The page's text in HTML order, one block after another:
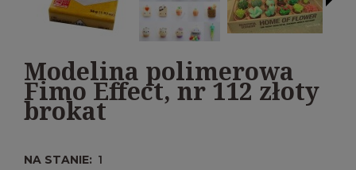
Modelina polimerowa
Fimo Effect, nr 112 złoty
brokat
NA STANIE: 1